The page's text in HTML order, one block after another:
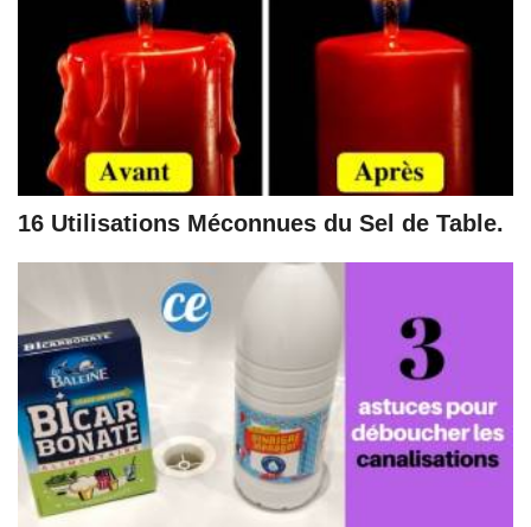
16 Utilisations Méconnues du Sel de Table.